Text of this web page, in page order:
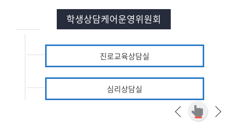
학생상담케어운영위원회
진로교육상담실
심리상담실